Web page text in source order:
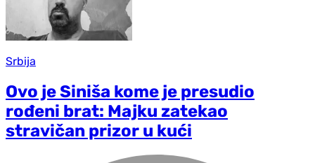
Srbija
Ovo je Siniša kome je presudio
rođeni brat: Majku zatekao
stravičan prizor u kući